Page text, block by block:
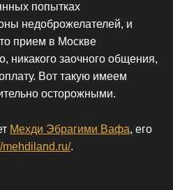
попытках
недоброжелателей, и
прием в Москве
никакого заочного общения,
Вот такую имеем
осторожными.
Мехди Эбрагими Вафа, его
mehdiland.ru/.